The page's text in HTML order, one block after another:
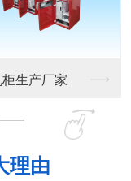
品钣金加工
理由